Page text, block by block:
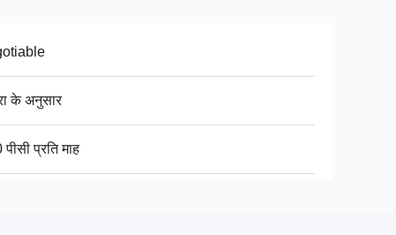
के अनुसार
प्रति माह